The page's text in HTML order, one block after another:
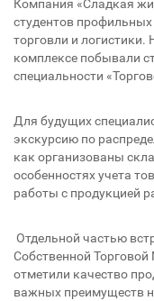
Компания «Сладкая
студентов
торговли и
комплексе побывали
специальности
Для будущих
экскурсию по
как организованы
особенностях учета
работы с продукцией
Отдельной частью
Собственной
отметили качество
важных преимуществ